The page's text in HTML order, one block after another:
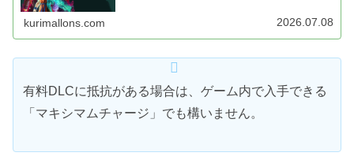
kurimallons.com 2026.07.08
有料DLCに抵抗がある場合は、ゲーム内で入手できる
「マキシマムチャージ」でも構いません。